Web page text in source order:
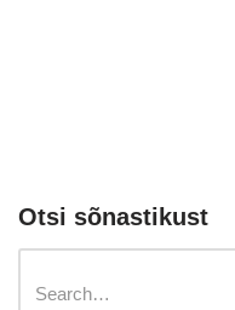
Otsi sõnastikust